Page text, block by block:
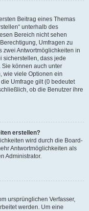
Beitrag eines Themas
unterhalb des
Bereich nicht sehen
Umfragen zu
zwei Antwortmöglichkeiten in
sicherstellen, dass jede
können auch unter
wie viele Optionen ein
Umfrage gilt (0 bedeutet
ob die Benutzer ihre
erstellen?
wird durch die Board-
Antwortmöglichkeiten als
Administrator.
ursprünglichen Verfasser,
werden. Um eine